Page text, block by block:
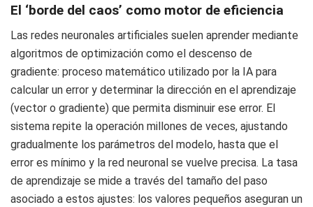
El ‘borde del caos’ como motor de eficiencia
Las redes neuronales artificiales suelen aprender mediante
algoritmos de optimización como el descenso de
gradiente: proceso matemático utilizado por la IA para
calcular un error y determinar la dirección en el aprendizaje
(vector o gradiente) que permita disminuir ese error. El
sistema repite la operación millones de veces, ajustando
gradualmente los parámetros del modelo, hasta que el
error es mínimo y la red neuronal se vuelve precisa. La tasa
de aprendizaje se mide a través del tamaño del paso
asociado a estos ajustes: los valores pequeños aseguran un